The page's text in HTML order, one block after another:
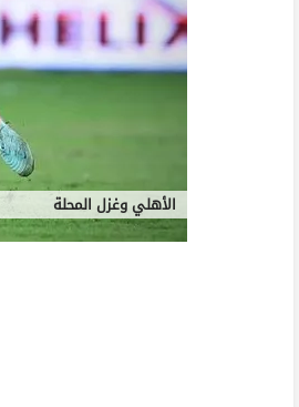
الأهلي وغزل المحلة